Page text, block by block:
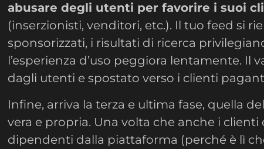
abusare degli utenti per favorire i suoi
(inserzionisti, venditori, etc.). Il tuo feed si
sponsorizzati, i risultati di ricerca
l’esperienza d’uso peggiora lentamente. Il
dagli utenti e spostato verso i clienti
Infine, arriva la terza e ultima fase, quella
vera e propria. Una volta che anche i
dipendenti dalla piattaforma (perché è lì